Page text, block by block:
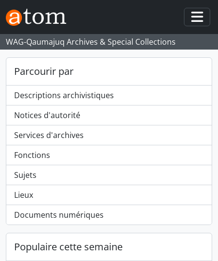
Skip to main content
WAG-Qaumajuq Archives & Special Collections
Parcourir par
Descriptions archivistiques
Notices d'autorité
Services d'archives
Fonctions
Sujets
Lieux
Documents numériques
Populaire cette semaine